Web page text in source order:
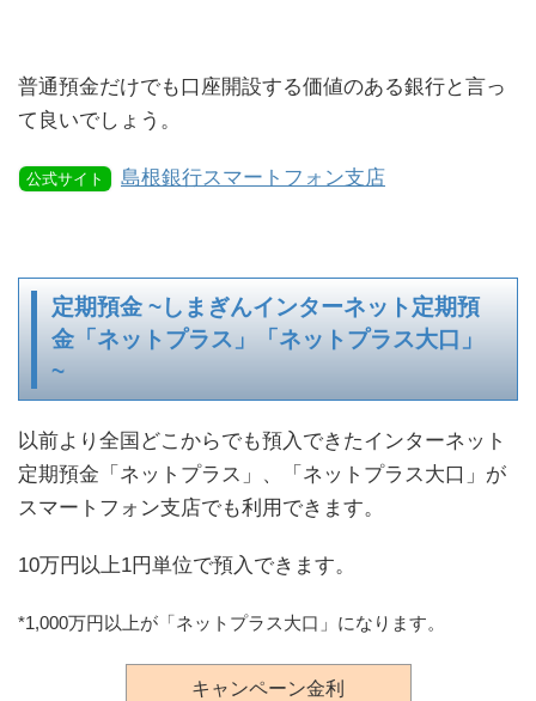
普通預金だけでも口座開設する価値のある銀行と言っ
て良いでしょう。
公式サイト 島根銀行スマートフォン支店
定期預金 ~しまぎんインターネット定期預
金「ネットプラス」「ネットプラス大口」
~
以前より全国どこからでも預入できたインターネット
定期預金「ネットプラス」、「ネットプラス大口」が
スマートフォン支店でも利用できます。
10万円以上1円単位で預入できます。
*1,000万円以上が「ネットプラス大口」になります。
キャンペーン金利